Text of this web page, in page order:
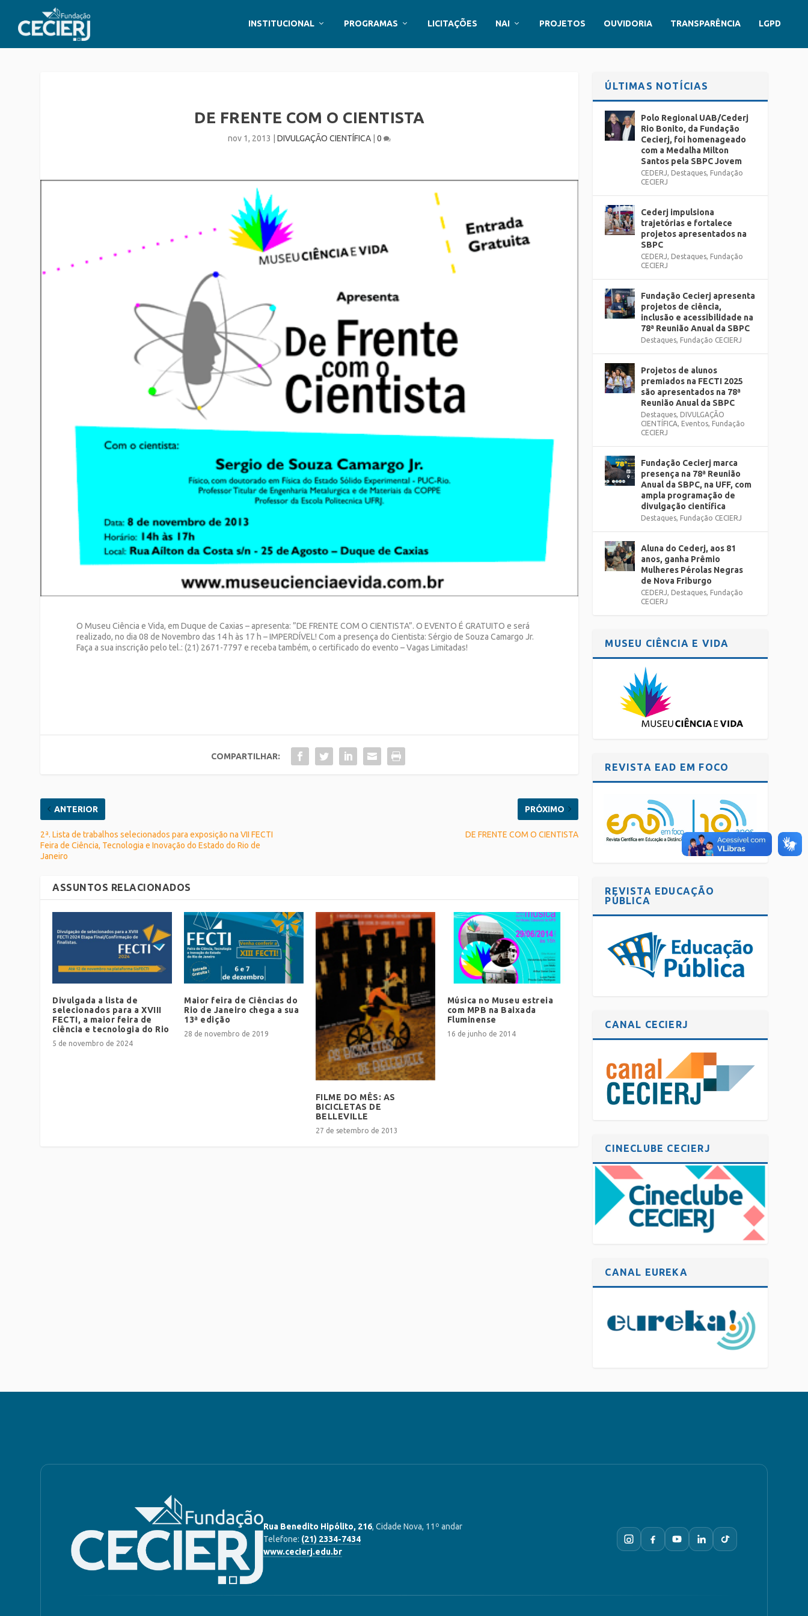
INSTITUCIONAL PROGRAMAS LICITAÇÕES NAI PROJETOS OUVIDORIA TRANSPARÊNCIA LGPD
DE FRENTE COM O CIENTISTA
nov 1, 2013 |DIVULGAÇÃO CIENTÍFICA |0
O Museu Ciência e Vida, em Duque de Caxias – apresenta: ”DE FRENTE COM O CIENTISTA”. O EVENTO É GRATUITO e será
realizado, no dia 08 de Novembro das 14 h às 17 h – IMPERDÍVEL! Com a presença do Cientista: Sérgio de Souza Camargo Jr.
Faça a sua inscrição pelo tel.: (21) 2671-7797 e receba também, o certificado do evento – Vagas Limitadas!
COMPARTILHAR:
ANTERIOR
2ª. Lista de trabalhos selecionados para exposição na VII FECTI
Feira de Ciência, Tecnologia e Inovação do Estado do Rio de
Janeiro
PRÓXIMO
DE FRENTE COM O CIENTISTA
ASSUNTOS RELACIONADOS
Divulgada a lista de
selecionados para a XVIII
FECTI, a maior feira de
ciência e tecnologia do Rio
5 de novembro de 2024
Maior feira de Ciências do
Rio de Janeiro chega a sua
13ª edição
28 de novembro de 2019
FILME DO MÊS: AS
BICICLETAS DE
BELLEVILLE
27 de setembro de 2013
Música no Museu estreia
com MPB na Baixada
Fluminense
16 de junho de 2014
ÚLTIMAS NOTÍCIAS
Polo Regional UAB/Cederj
Rio Bonito, da Fundação
Cecierj, foi homenageado
com a Medalha Milton
Santos pela SBPC Jovem
CEDERJ, Destaques, Fundação
CECIERJ
Cederj impulsiona
trajetórias e fortalece
projetos apresentados na
SBPC
CEDERJ, Destaques, Fundação
CECIERJ
Fundação Cecierj apresenta
projetos de ciência,
inclusão e acessibilidade na
78ª Reunião Anual da SBPC
Destaques, Fundação CECIERJ
Projetos de alunos
premiados na FECTI 2025
são apresentados na 78ª
Reunião Anual da SBPC
Destaques, DIVULGAÇÃO
CIENTÍFICA, Eventos, Fundação
CECIERJ
Fundação Cecierj marca
presença na 78ª Reunião
Anual da SBPC, na UFF, com
ampla programação de
divulgação científica
Destaques, Fundação CECIERJ
Aluna do Cederj, aos 81
anos, ganha Prêmio
Mulheres Pérolas Negras
de Nova Friburgo
CEDERJ, Destaques, Fundação
CECIERJ
MUSEU CIÊNCIA E VIDA
REVISTA EAD EM FOCO
REVISTA EDUCAÇÃO
PÚBLICA
CANAL CECIERJ
CINECLUBE CECIERJ
CANAL EUREKA
Rua Benedito Hipólito, 216, Cidade Nova, 11º andar
Telefone: (21) 2334-7434
www.cecierj.edu.br